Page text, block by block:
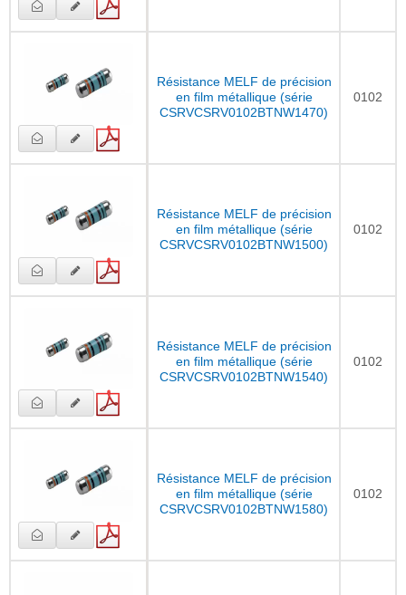
Résistance MELF de précision
en film métallique (série
CSRVCSRV0102BTNW1470)
0102
Résistance MELF de précision
en film métallique (série
CSRVCSRV0102BTNW1500)
0102
Résistance MELF de précision
en film métallique (série
CSRVCSRV0102BTNW1540)
0102
Résistance MELF de précision
en film métallique (série
CSRVCSRV0102BTNW1580)
0102